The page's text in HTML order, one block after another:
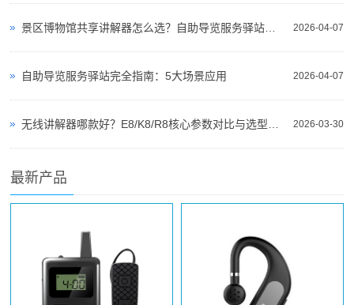
2026-04-07
景区博物馆共享讲解器怎么选？自助导览服务驿站部署全攻略（2026版）
2026-04-07
自助导览服务驿站完全指南：5大场景应用
2026-03-30
无线讲解器哪款好？E8/K8/R8核心参数对比与选型指南
最新产品